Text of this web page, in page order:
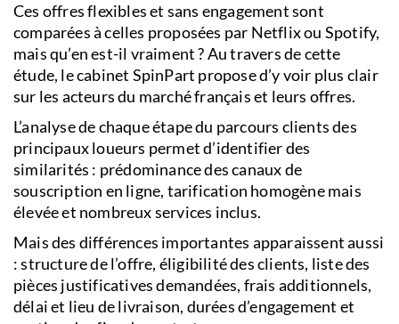
Ces offres flexibles et sans engagement sont
comparées à celles proposées par Netflix ou Spotify,
mais qu’en est-il vraiment ? Au travers de cette
étude, le cabinet SpinPart propose d’y voir plus clair
sur les acteurs du marché français et leurs offres.
L’analyse de chaque étape du parcours clients des
principaux loueurs permet d’identifier des
similarités : prédominance des canaux de
souscription en ligne, tarification homogène mais
élevée et nombreux services inclus.
Mais des différences importantes apparaissent aussi
: structure de l’offre, éligibilité des clients, liste des
pièces justificatives demandées, frais additionnels,
délai et lieu de livraison, durées d’engagement et